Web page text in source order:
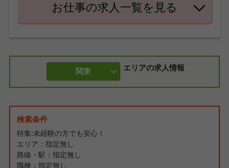
お仕事の求人一覧を見る
関東 エリアの求人情報
検索条件
特集:未経験の方でも安心！
エリア：指定無し
路線・駅：指定無し
職種：指定無し